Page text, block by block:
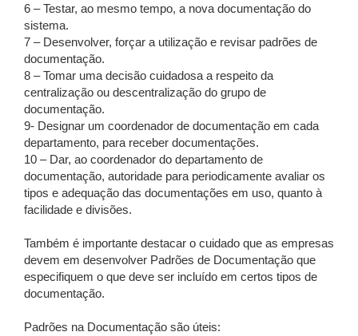
6 – Testar, ao mesmo tempo, a nova documentação do
sistema.
7 – Desenvolver, forçar a utilização e revisar padrões de
documentação.
8 – Tomar uma decisão cuidadosa a respeito da
centralização ou descentralização do grupo de
documentação.
9- Designar um coordenador de documentação em cada
departamento, para receber documentações.
10 – Dar, ao coordenador do departamento de
documentação, autoridade para periodicamente avaliar os
tipos e adequação das documentações em uso, quanto à
facilidade e divisões.
Também é importante destacar o cuidado que as empresas
devem em desenvolver Padrões de Documentação que
especifiquem o que deve ser incluído em certos tipos de
documentação.
Padrões na Documentação são úteis: